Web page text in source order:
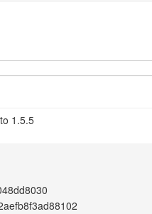
1.5.5